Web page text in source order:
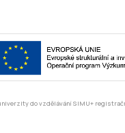
do vzdělávání SIMU+